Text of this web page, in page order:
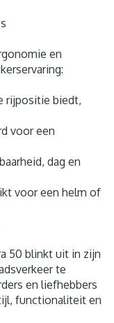
en
rijpositie biedt,
voor een
dag en
voor een helm of
50 blinkt uit in zijn
te
en liefhebbers
functionaliteit en